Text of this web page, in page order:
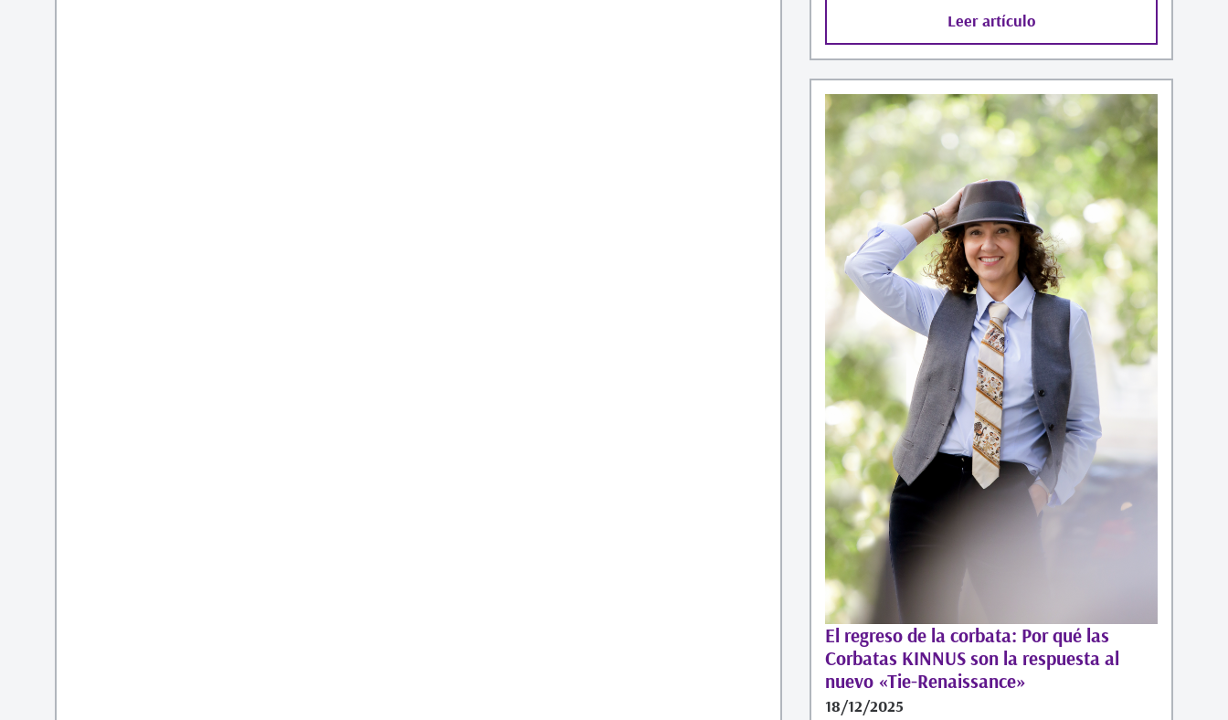
Leer artículo
El regreso de la corbata: Por qué las
Corbatas KINNUS son la respuesta al
nuevo «Tie-Renaissance»
18/12/2025